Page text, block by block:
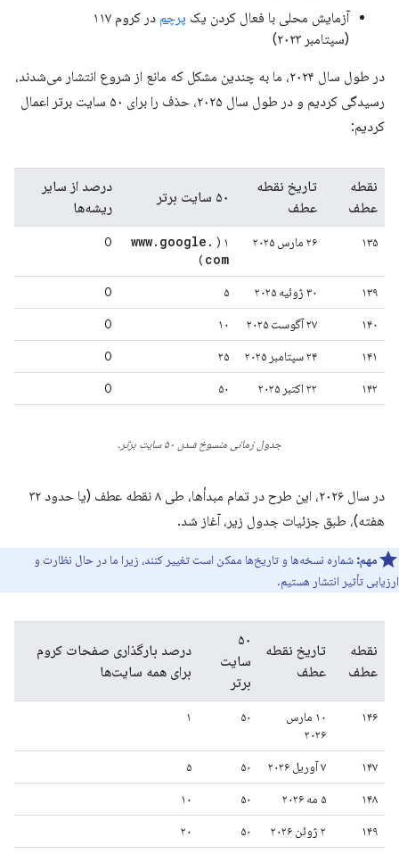
آزمایش محلی با فعال کردن یک پرچم
در کروم ۱۱۷
(سپتامبر ۲۰۲۳)
در طول سال ۲۰۲۴، ما به چندین مشکل که مانع از شروع انتشار می‌شدند،
رسیدگی کردیم و در طول سال ۲۰۲۵، حذف را برای ۵۰ سایت برتر اعمال
کردیم:
نقطه
عطف
تاریخ نقطه
عطف
۵۰ سایت برتر
درصد از سایر
ریشه‌ها
۱۳۵ ۲۶ مارس ۲۰۲۵ ۱ ( www. google .
com
)
0
۱۳۹ ۳۰ ژوئیه ۲۰۲۵ ۵
0
۱۴۰
۲۷ آگوست ۲۰۲۵ ۱۰
0
۱۴۱
۲۴ سپتامبر ۲۰۲۵ ۲۵
0
۱۴۲
۲۲ اکتبر ۲۰۲۵ ۵۰ 0
جدول زمانی منسوخ شدن ۵۰ سایت برتر.
در سال ۲۰۲۶، این طرح در تمام مبدأها، طی ۸ نقطه عطف (یا حدود ۳۲
هفته)، طبق جزئیات جدول زیر، آغاز شد.
مهم: شماره نسخه‌ها و تاریخ‌ها ممکن است تغییر کنند، زیرا ما در حال نظارت و
ارزیابی تأثیر انتشار هستیم.
نقطه
عطف
تاریخ نقطه
عطف
۵۰
سایت
برتر
درصد بارگذاری صفحات کروم
برای همه سایت‌ها
۱۴۶
۱۰ مارس
۲۰۲۶
۵۰ ۱
۱۴۷ ۷ آوریل ۲۰۲۶ ۵۰
۵
۱۴۸
۵ مه ۲۰۲۶ ۵۰
۱۰
۱۴۹
۲ ژوئن ۲۰۲۶ ۵۰
۲۰